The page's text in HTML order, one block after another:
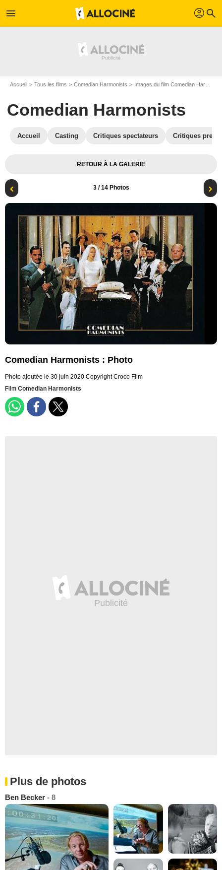
menu profil search
Accueil Tous les films Comedian Harmonists Images du film Comedian Harmonists
Comedian Harmonists
Accueil Casting Critiques spectateurs Critiques
RETOUR À LA GALERIE
3/ 14 Photos
Comedian Harmonists : Photo
Photo ajoutée le 30 juin 2020 Copyright Croco Film
Film Comedian Harmonists
Plus de photos
Ben Becker - 8